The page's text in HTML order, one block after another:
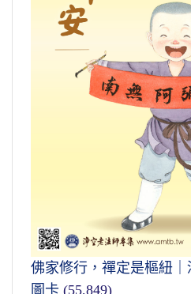
佛家修行，禪定是樞紐
圖卡 (55,849)